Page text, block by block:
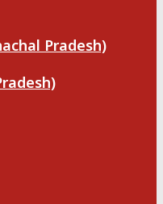
Pradesh)